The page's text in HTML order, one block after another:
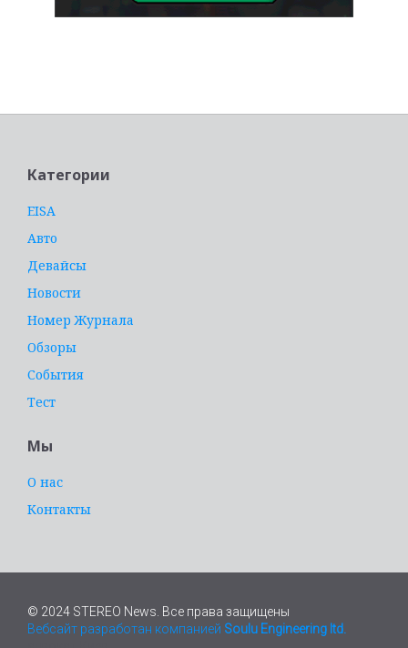
Категории
EISA
Авто
Девайсы
Новости
Номер Журнала
Обзоры
События
Тест
Мы
О нас
Контакты
© 2024 STEREO News. Все права защищены
Вебсайт разработан компанией Soulu Engineering ltd.